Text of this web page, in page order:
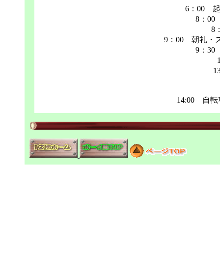
6：00 起
8：00
8
9：00 朝礼・
9：30
14:00 自転